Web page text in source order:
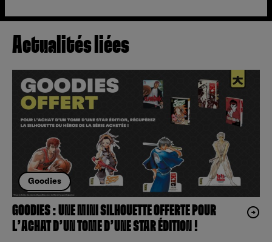
Actualités liées
Goodies
GOODIES : UNE MINI SILHOUETTE OFFERTE POUR
L’ACHAT D’UN TOME D’UNE STAR ÉDITION !